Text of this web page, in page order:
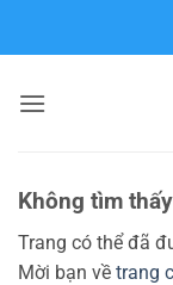
dung
Không tìm
Trang có thể đã
Mời bạn về trang